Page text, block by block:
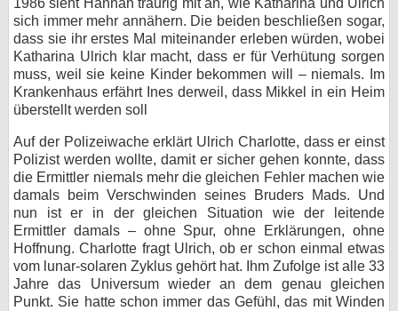
1986 sieht Hannah traurig mit an, wie Katharina und Ulrich
sich immer mehr annähern. Die beiden beschließen sogar,
dass sie ihr erstes Mal miteinander erleben würden, wobei
Katharina Ulrich klar macht, dass er für Verhütung sorgen
muss, weil sie keine Kinder bekommen will – niemals. Im
Krankenhaus erfährt Ines derweil, dass Mikkel in ein Heim
überstellt werden soll
Auf der Polizeiwache erklärt Ulrich Charlotte, dass er einst
Polizist werden wollte, damit er sicher gehen konnte, dass
die Ermittler niemals mehr die gleichen Fehler machen wie
damals beim Verschwinden seines Bruders Mads. Und
nun ist er in der gleichen Situation wie der leitende
Ermittler damals – ohne Spur, ohne Erklärungen, ohne
Hoffnung. Charlotte fragt Ulrich, ob er schon einmal etwas
vom lunar-solaren Zyklus gehört hat. Ihm Zufolge ist alle 33
Jahre das Universum wieder an dem genau gleichen
Punkt. Sie hatte schon immer das Gefühl, das mit Winden